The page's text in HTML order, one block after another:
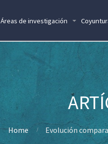
Áreas de investigación
Home Evolución